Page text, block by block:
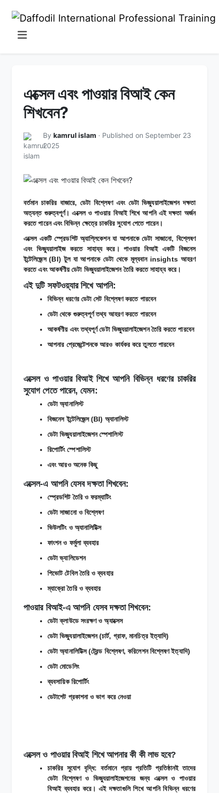
এক্সেল এবং পাওয়ার বিআই কেন
শিখবেন?
By kamrul islam · Published on September 23
2025
বর্তমান চাকরির বাজারে, ডেটা বিশ্লেষণ এবং ডেটা ভিজ্যুয়ালাইজেশন দক্ষতা
অত্যন্ত গুরুত্বপূর্ণ। এক্সেল ও পাওয়ার বিআই শিখে আপনি এই দক্ষতা অর্জন
করতে পারেন এবং বিভিন্ন ক্ষেত্রে চাকরির সুযোগ পেতে পারেন।
এক্সেল একটি স্প্রেডশিট অ্যাপ্লিকেশন যা আপনাকে ডেটা সাজানো, বিশ্লেষণ
এবং ভিজ্যুয়ালাইজ করতে সাহায্য করে। পাওয়ার বিআই একটি বিজনেস
ইন্টেলিজেন্স (BI) টুল যা আপনাকে ডেটা থেকে মূল্যবান insights আহরণ
করতে এবং আকর্ষণীয় ডেটা ভিজ্যুয়ালাইজেশন তৈরি করতে সাহায্য করে।
এই দুটি সফটওয়্যার শিখে আপনি:
বিভিন্ন ধরণের ডেটা সেট বিশ্লেষণ করতে পারবেন
ডেটা থেকে গুরুত্বপূর্ণ তথ্য আহরণ করতে পারবেন
আকর্ষণীয় এবং তথ্যপূর্ণ ডেটা ভিজ্যুয়ালাইজেশন তৈরি করতে পারবেন
আপনার প্রেজেন্টেশনকে আরও কার্যকর করে তুলতে পারবেন
এক্সেল ও পাওয়ার বিআই শিখে আপনি বিভিন্ন ধরণের চাকরির
সুযোগ পেতে পারেন, যেমন:
ডেটা অ্যানালিস্ট
বিজনেস ইন্টেলিজেন্স (BI) অ্যানালিস্ট
ডেটা ভিজ্যুয়ালাইজেশন স্পেশালিস্ট
রিপোর্টিং স্পেশালিস্ট
এবং আরও অনেক কিছু
এক্সেল-এ আপনি যেসব দক্ষতা শিখবেন:
স্প্রেডশিট তৈরি ও ফরম্যাটিং
ডেটা সাজানো ও বিশ্লেষণ
ভিউলটিং ও অ্যানালিটিক্স
ফাংশন ও ফর্মুলা ব্যবহার
ডেটা ভ্যালিডেশন
পিভোট টেবিল তৈরি ও ব্যবহার
ম্যাক্রো তৈরি ও ব্যবহার
পাওয়ার বিআই-এ আপনি যেসব দক্ষতা শিখবেন:
ডেটা ক্লাউডে সংরক্ষণ ও অ্যাক্সেস
ডেটা ভিজ্যুয়ালাইজেশন (চার্ট, গ্রাফ, মানচিত্র ইত্যাদি)
ডেটা অ্যানালিটিক্স (ট্রেন্ড বিশ্লেষণ, করিলেশন বিশ্লেষণ ইত্যাদি)
ডেটা মোডেলিং
ব্যবসায়িক রিপোর্টিং
ডেটাশেট প্রকাশনা ও ভাগ করে নেওয়া
এক্সেল ও পাওয়ার বিআই শিখে আপনার কী কী লাভ হবে?
চাকরির সুযোগ বৃদ্ধি: বর্তমানে প্রায় প্রতিটি প্রতিষ্ঠানই তাদের
ডেটা বিশ্লেষণ ও ভিজ্যুয়ালাইজেশনের জন্য এক্সেল ও পাওয়ার
বিআই ব্যবহার করে। এই দক্ষতাগুলি শিখে আপনি বিভিন্ন ধরণের